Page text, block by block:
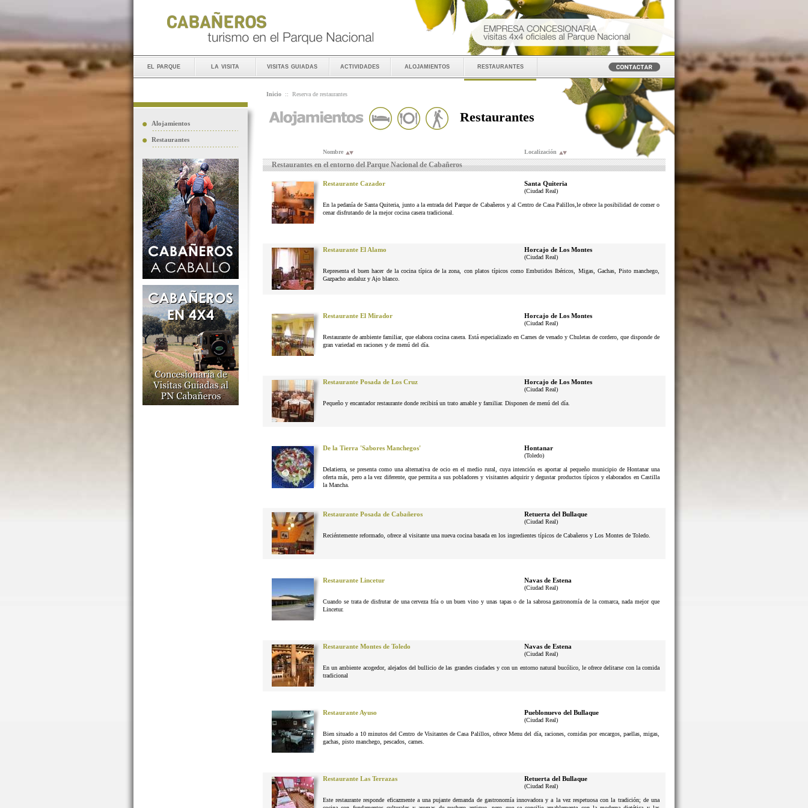
el parque la visita visitas guiadas actividades alojamientos restaurantes
Alojamientos
Restaurantes
Inicio :: Reserva de restaurantes
Restaurantes
Nombre Localización
Restaurantes en el entorno del Parque Nacional de Cabañeros
Restaurante Cazador Santa Quiteria
(Ciudad Real)
En la pedanía de Santa Quiteria, junto a la entrada del Parque de Cabañeros y al Centro de Casa Palillos,le ofrece la posibilidad de comer o
cenar disfrutando de la mejor cocina casera tradicional.
Restaurante El Alamo Horcajo de Los Montes
(Ciudad Real)
Representa el buen hacer de la cocina típica de la zona, con platos típicos como Embutidos Ibéricos, Migas, Gachas, Pisto manchego,
Gazpacho andaluz y Ajo blanco.
Restaurante El Mirador Horcajo de Los Montes
(Ciudad Real)
Restaurante de ambiente familiar, que elabora cocina casera. Está especializado en Carnes de venado y Chuletas de cordero, que disponde de
gran variedad en raciones y de menú del día.
Restaurante Posada de Los Cruz Horcajo de Los Montes
(Ciudad Real)
Pequeño y encantador restaurante donde recibirá un trato amable y familiar. Disponen de menú del día.
De la Tierra 'Sabores Manchegos' Hontanar
(Toledo)
Delatierra, se presenta como una alternativa de ocio en el medio rural, cuya intención es aportar al pequeño municipio de Hontanar una
oferta más, pero a la vez diferente, que permita a sus pobladores y visitantes adquirir y degustar productos típicos y elaborados en Castilla
la Mancha.
Restaurante Posada de Cabañeros Retuerta del Bullaque
(Ciudad Real)
Reciéntemente reformado, ofrece al visitante una nueva cocina basada en los ingredientes típicos de Cabañeros y Los Montes de Toledo.
Restaurante Lincetur Navas de Estena
(Ciudad Real)
Cuando se trata de disfrutar de una cerveza fría o un buen vino y unas tapas o de la sabrosa gastronomía de la comarca, nada mejor que
Lincetur.
Restaurante Montes de Toledo Navas de Estena
(Ciudad Real)
En un ambiente acogedor, alejados del bullicio de las grandes ciudades y con un entorno natural bucólico, le ofrece delitarse con la comida
tradicional
Restaurante Ayuso Pueblonuevo del Bullaque
(Ciudad Real)
Bien situado a 10 minutos del Centro de Visitantes de Casa Palillos, ofrece Menu del día, raciones, comidas por encargos, paellas, migas,
gachas, pisto manchego, pescados, carnes.
Restaurante Las Terrazas Retuerta del Bullaque
(Ciudad Real)
Este restaurante responde eficazmente a una pujante demanda de gastronomía innovadora y a la vez respetuosa con la tradición; de una